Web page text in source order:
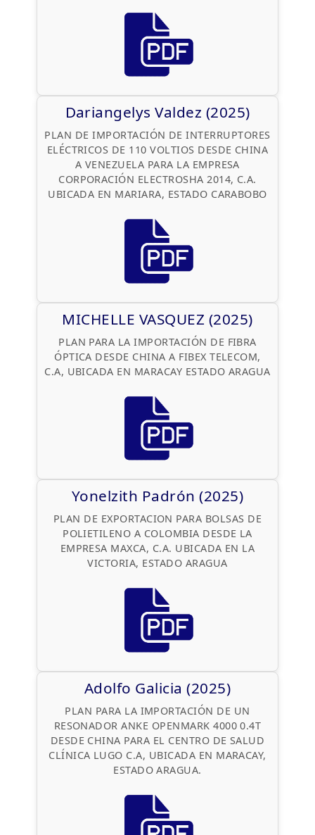
Dariangelys Valdez (2025)
PLAN DE IMPORTACIÓN DE INTERRUPTORES
ELÉCTRICOS DE 110 VOLTIOS DESDE CHINA
A VENEZUELA PARA LA EMPRESA
CORPORACIÓN ELECTROSHA 2014, C.A.
UBICADA EN MARIARA, ESTADO CARABOBO
MICHELLE VASQUEZ (2025)
PLAN PARA LA IMPORTACIÓN DE FIBRA
ÓPTICA DESDE CHINA A FIBEX TELECOM,
C.A, UBICADA EN MARACAY ESTADO ARAGUA
Yonelzith Padrón (2025)
PLAN DE EXPORTACION PARA BOLSAS DE
POLIETILENO A COLOMBIA DESDE LA
EMPRESA MAXCA, C.A. UBICADA EN LA
VICTORIA, ESTADO ARAGUA
Adolfo Galicia (2025)
PLAN PARA LA IMPORTACIÓN DE UN
RESONADOR ANKE OPENMARK 4000 0.4T
DESDE CHINA PARA EL CENTRO DE SALUD
CLÍNICA LUGO C.A, UBICADA EN MARACAY,
ESTADO ARAGUA.